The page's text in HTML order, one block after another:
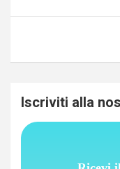
Iscriviti alla